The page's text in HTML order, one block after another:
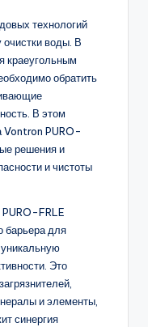
технологий
очистки воды. В
краеугольным
обратить
В этом
Vontron PURO-
решения и
и чистоты
FRLE
барьера для
Это
и элементы,
синергия